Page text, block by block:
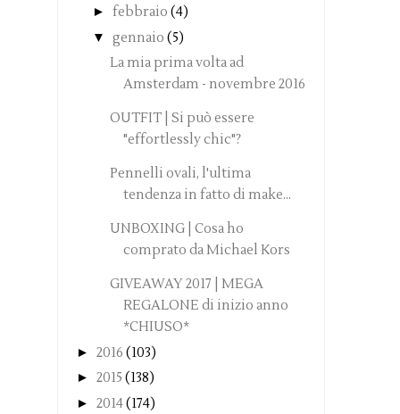
► febbraio (4)
▼ gennaio (5)
La mia prima volta ad
Amsterdam - novembre 2016
OUTFIT | Si può essere
"effortlessly chic"?
Pennelli ovali, l'ultima
tendenza in fatto di make...
UNBOXING | Cosa ho
comprato da Michael Kors
GIVEAWAY 2017 | MEGA
REGALONE di inizio anno
*CHIUSO*
► 2016 (103)
► 2015 (138)
► 2014(174)